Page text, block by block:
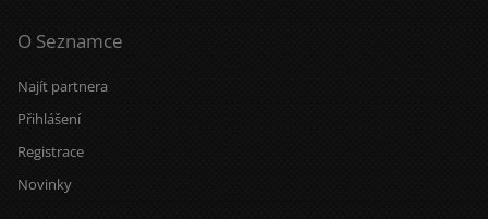
O Seznamce
Najít partnera
Přihlášení
Registrace
Novinky